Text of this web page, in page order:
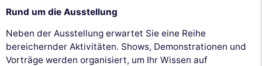
Rund um die Ausstellung
Neben der Ausstellung erwartet Sie eine Reihe
bereichernder Aktivitäten. Shows, Demonstrationen und
Vorträge werden organisiert, um Ihr Wissen auf